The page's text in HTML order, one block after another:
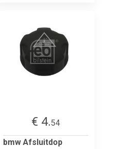
€ 4.54
bmw Afsluitdop